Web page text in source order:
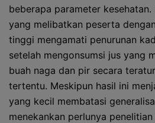
beberapa parameter
yang melibatkan peserta
tinggi mengamati penurunan
setelah mengonsumsi jus yang
buah naga dan pir secara
tertentu. Meskipun hasil ini
yang kecil membatasi
menekankan perlunya